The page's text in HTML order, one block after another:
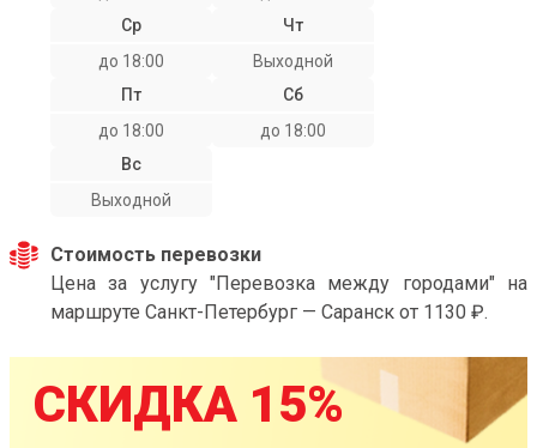
Ср
до 18:00
Чт
Выходной
Пт
до 18:00
Сб
до 18:00
Вс
Выходной
Стоимость перевозки
Цена за услугу "Перевозка между городами" на
маршруте Санкт-Петербург — Саранск от 1130 ₽.
СКИДКА 15%